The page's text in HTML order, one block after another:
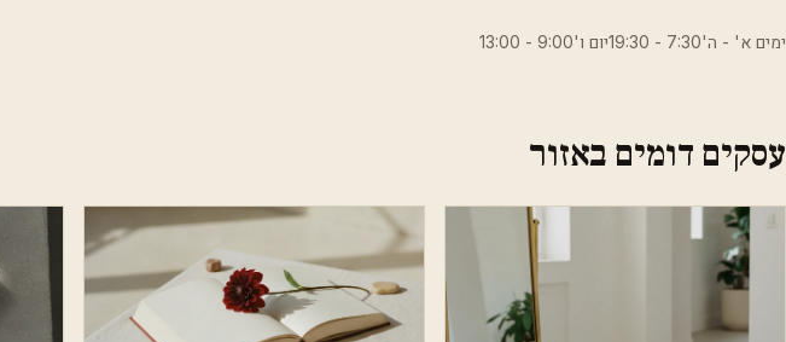
ימים א' - ה'7:30 - 19:30יום ו'9:00 - 13:00
עסקים דומים באזור